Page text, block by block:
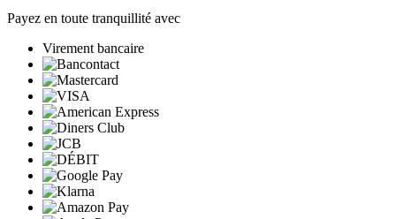
Payez en toute tranquillité avec
Virement bancaire